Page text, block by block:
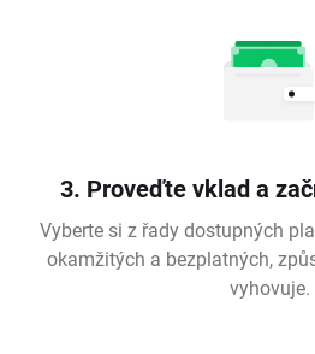
3. Proveďte vklad a
Vyberte si z řady dostupných
okamžitých a bezplatných,
vyhovuje.